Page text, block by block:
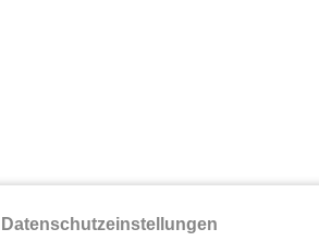
Datenschutzeinstellungen